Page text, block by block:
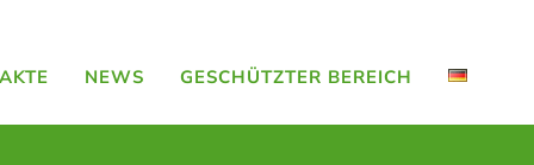
NEWS GESCHÜTZTER BEREICH